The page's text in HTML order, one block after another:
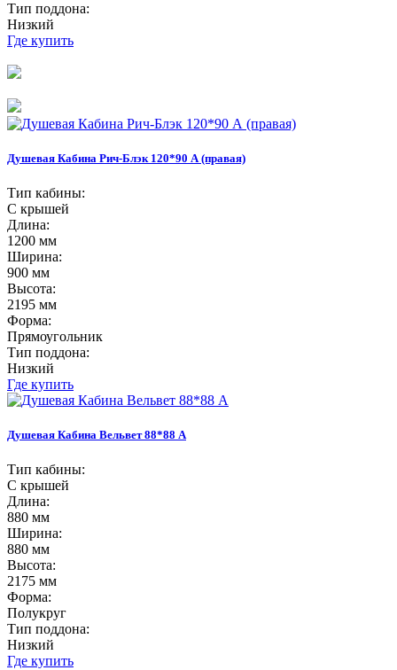
Тип поддона:
Низкий
Где купить
Душевая Кабина Рич-Блэк 120*90 А (правая)
Тип кабины:
С крышей
Длина:
1200 мм
Ширина:
900 мм
Высота:
2195 мм
Форма:
Прямоугольник
Тип поддона:
Низкий
Где купить
Душевая Кабина Вельвет 88*88 А
Тип кабины:
С крышей
Длина:
880 мм
Ширина:
880 мм
Высота:
2175 мм
Форма:
Полукруг
Тип поддона:
Низкий
Где купить